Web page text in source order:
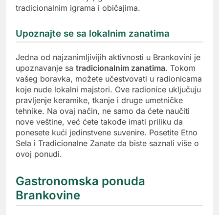
tradicionalnim igrama i običajima.
Upoznajte se sa lokalnim zanatima
Jedna od najzanimljivijih aktivnosti u Brankovini je
upoznavanje sa tradicionalnim zanatima. Tokom
vašeg boravka, možete učestvovati u radionicama
koje nude lokalni majstori. Ove radionice uključuju
pravljenje keramike, tkanje i druge umetničke
tehnike. Na ovaj način, ne samo da ćete naučiti
nove veštine, već ćete takođe imati priliku da
ponesete kući jedinstvene suvenire. Posetite Etno
Sela i Tradicionalne Zanate da biste saznali više o
ovoj ponudi.
Gastronomska ponuda
Brankovine